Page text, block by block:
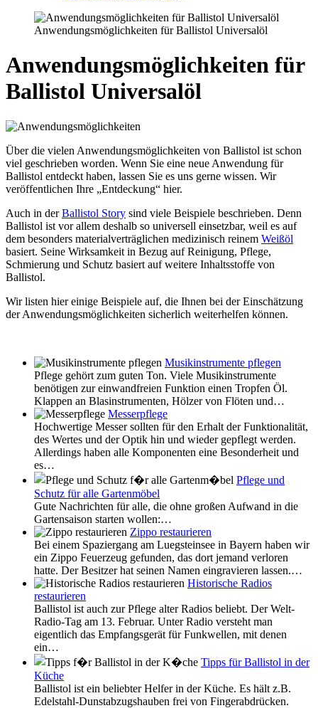
Anwendungsmöglichkeiten für Ballistol Universalöl
Anwendungsmöglichkeiten für
Ballistol Universalöl
Über die vielen Anwendungsmöglichkeiten von Ballistol ist schon
viel geschrieben worden. Wenn Sie eine neue Anwendung für
Ballistol entdeckt haben, lassen Sie es uns gerne wissen. Wir
veröffentlichen Ihre „Entdeckung“ hier.
Auch in derBallistol Story sind viele Beispiele beschrieben. Denn
Ballistol ist vor allem deshalb so universell einsetzbar, weil es auf
dem besonders materialverträglichen medizinisch reinem Weißöl
basiert. Seine Wirksamkeit in Bezug auf Reinigung, Pflege,
Schmierung und Schutz basiert auf weitere Inhaltsstoffe von
Ballistol.
Wir listen hier einige Beispiele auf, die Ihnen bei der Einschätzung
der Anwendungsmöglichkeiten sicherlich weiterhelfen können.
Musikinstrumente pflegen
Pflege gehört zum guten Ton. Viele Musikinstrumente
benötigen zur einwandfreien Funktion einen Tropfen Öl.
Klappen an Blasinstrumenten, Hölzer von Flöten und…
Messerpflege
Hochwertige Messer sollten für den Erhalt der Funktionalität,
des Wertes und der Optik hin und wieder gepflegt werden.
Allerdings haben alle Komponenten eine Besonderheit und
es…
Pflege und
Schutz für alle Gartenmöbel
Gute Nachrichten für alle, die ohne großen Aufwand in die
Gartensaison starten wollen:…
Zippo restaurieren
Bei einem Spaziergang am Luegsteinsee in Bayern haben wir
ein Zippo Feuerzeug gefunden, das dort jemand verloren
hatte. Der Besitzer hat seinen Namen eingravieren lassen.…
Historische Radios
restaurieren
Ballistol ist auch zur Pflege alter Radios beliebt. Der Welt-
Radio-Tag am 13. Februar. Unter Radio versteht man
eigentlich das Empfangsgerät für Funkwellen, mit denen
ein…
Tipps für Ballistol in der
Küche
Ballistol ist ein beliebter Helfer in der Küche. Es hält z.B.
Edelstahl-Dunstabzugshauben frei von Fingerabdrücken.